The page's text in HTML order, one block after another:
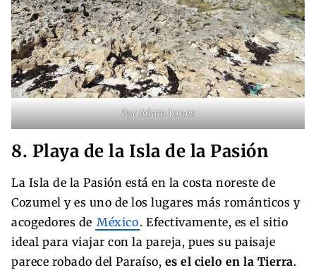
PorAdam Jones
8. Playa de la Isla de la Pasión
La Isla de la Pasión está en la costa noreste de
Cozumel y es uno de los lugares más románticos y
acogedores de México. Efectivamente, es el sitio
ideal para viajar con la pareja, pues su paisaje
parece robado del Paraíso, es el cielo en la Tierra.